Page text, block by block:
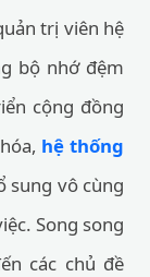
trị viên hệ
bộ nhớ đệm
cộng đồng
hệ thống
sung vô cùng
Song song
các chủ đề